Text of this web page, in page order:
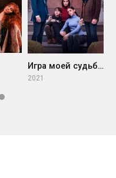
Игра моей судьбы
2021